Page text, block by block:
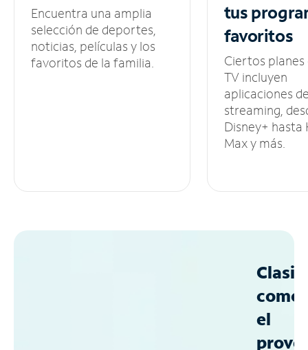
Encuentra una amplia
selección de deportes,
noticias, películas y los
favoritos de la familia.
tus
favoritos
Ciertos planes
TV incluyen
aplicaciones
streaming,
Disney+ hasta
Max y más.
como
el